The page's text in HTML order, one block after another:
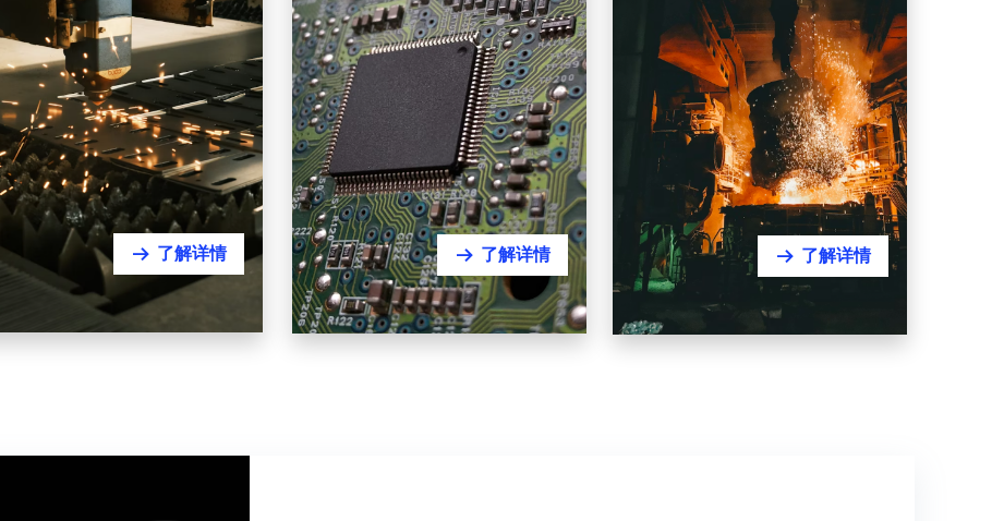
资源、材料与冶金
通用设备｜专用设备｜电气装备
뀠 了解详情
服务器｜通信｜半导体设备｜精密结构件
뀠 了解详情
矿山 | 钢铁 | 有色 | 建材 | 循环
材料
뀠 了解详情